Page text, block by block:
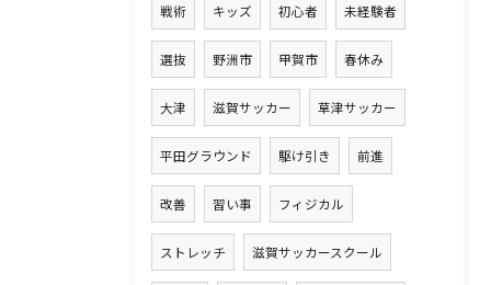
戦術 キッズ 初心者 未経験者
選抜 野洲市 甲賀市 春休み
大津 滋賀サッカー 草津サッカー
平田グラウンド 駆け引き 前進
改善 習い事 フィジカル
ストレッチ 滋賀サッカースクール